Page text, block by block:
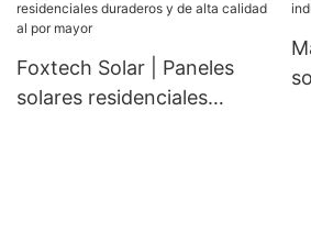
Foxtech Solar | Paneles
solares residenciales